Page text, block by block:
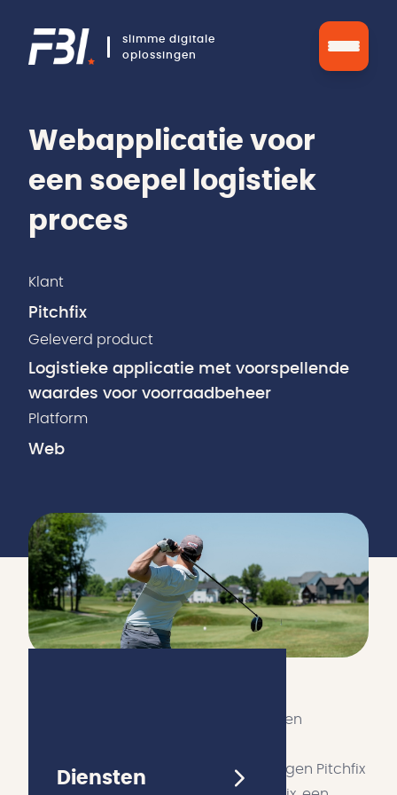
Diensten
slimme digitale
oplossingen
Webapplicatie voor
een soepel logistiek
proces
Klant
Pitchfix
Geleverd product
Logistieke applicatie met voorspellende
waardes voor voorraadbeheer
Platform
Web
Maak van een onbegrijpelijke Excel een
Voor dit automatiseringsproject sloegen Pitchfix